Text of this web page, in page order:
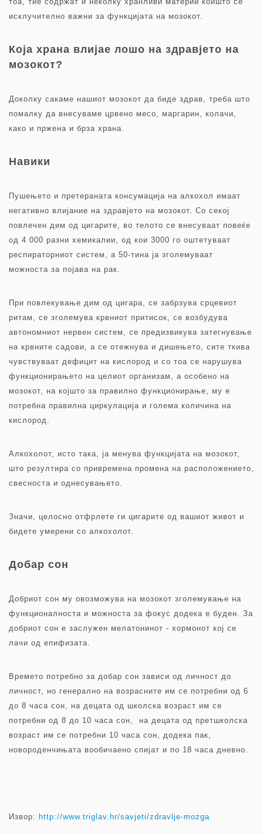
исклучително важни за функцијата на мозокот.
Која храна влијае лошо на здравјето на
мозокот?
Доколку сакаме нашиот мозокот да биде здрав, треба што
помалку да внесуваме црвено месо, маргарин, колачи,
како и пржена и брза храна.
Навики
Пушењето и претераната конcумација на алкохол имаат
негативно влијание на здравјето на мозокот. Со секој
повлечен дим од цигарите, во телото се внесуваат повеќе
од 4 000 разни хемикалии, од кои 3000 го оштетуваат
респираторниот систем, а 50-тина ја зголемуваат
можноста за појава на рак.
При повлекување дим од цигара, се забрзува срцевиот
ритам, се зголемува крвниот притисок, се возбудува
автономниот нервен систем, се предизвикува затегнување
на крвните садови, а се отежнува и дишењето, сите ткива
чувствуваат дефицит на кислород и со тоа се нарушува
функционирањето на целиот организам, а особено на
мозокот, на којшто за правилно функционирање, му е
потребна правилна циркулација и голема количина на
кислород.
Алкохолот, исто така, ја менува функцијата на мозокот,
што резултира со привремена промена на расположението,
свесноста и однесувањето.
Значи, целосно отфрлете ги цигарите од вашиот живот и
бидете умерени со алкохолот.
Добар сон
Добриот сон му овозможува на мозокот зголемување на
функционалноста и можноста за фокус додека е буден. За
добриот сон е заслужен мелатонинот - хормонот кој се
лачи од епифизата.
Времето потребно за добар сон зависи од личност до
личност, но генерално на возрасните им се потребни од 6
до 8 часа сон, на децата од школска возраст им се
потребни од 8 до 10 часа сон, на децата од претшколска
возраст им се потребни 10 часа сон, додека пак,
новороденчињата вообичаено спијат и по 18 часа дневно.
Извор: http://www.triglav.hr/savjeti/zdravlje-mozga